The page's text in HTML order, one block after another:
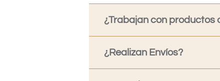
¿Trabajan con productos
¿Realizan Envíos?